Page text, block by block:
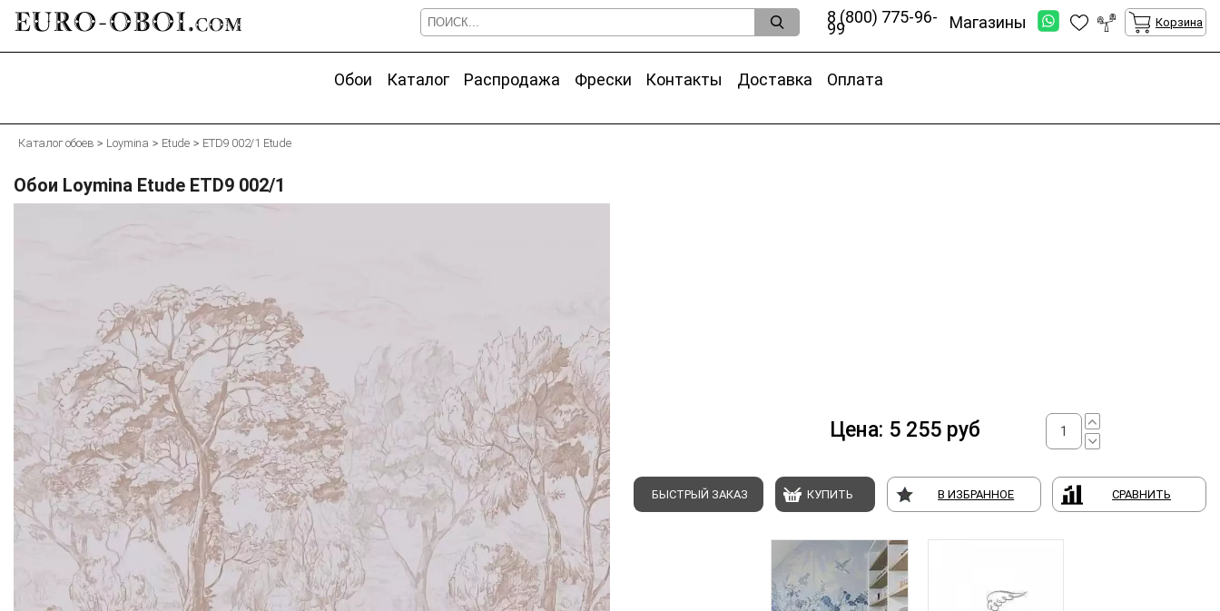
EURO-OBOI.com 8 (800) 775-96-
99 Магазины Корзина
Обои Каталог Распродажа Фрески Контакты Доставка Оплата
Каталог обоев Loymina Etude ETD9 002/1 Etude
Обои Loymina Etude ETD9 002/1
Цена: 5 255 руб
БЫСТРЫЙ ЗАКАЗ КУПИТЬ В ИЗБРАННОЕ СРАВНИТЬ